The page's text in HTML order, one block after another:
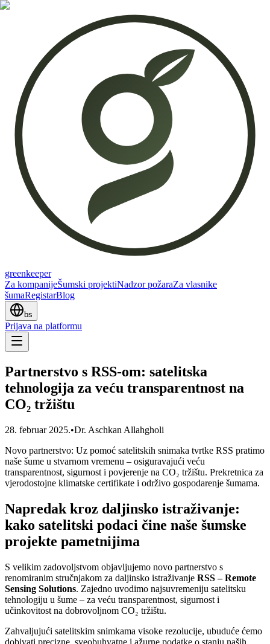
greenkeeper
Za kompanijeŠumski projektiNadzor požaraZa vlasnike
šumaRegistarBlog
bs
Prijava na platformu
Partnerstvo s RSS-om: satelitska
tehnologija za veću transparentnost na
CO₂ tržištu
28. februar 2025.•Dr. Aschkan Allahgholi
Novo partnerstvo: Uz pomoć satelitskih snimaka tvrtke RSS pratimo
naše šume u stvarnom vremenu – osiguravajući veću
transparentnost, sigurnost i povjerenje na CO₂ tržištu. Prekretnica za
vjerodostojne klimatske certifikate i održivo gospodarenje šumama.
Napredak kroz daljinsko istraživanje:
kako satelitski podaci čine naše šumske
projekte pametnijima
S velikim zadovoljstvom objavljujemo novo partnerstvo s
renomiranim stručnjakom za daljinsko istraživanje RSS – Remote
Sensing Solutions. Zajedno uvodimo najsuvremeniju satelitsku
tehnologiju u šume – za veću transparentnost, sigurnost i
učinkovitost na dobrovoljnom CO₂ tržištu.
Zahvaljujući satelitskim snimkama visoke rezolucije, ubuduće ćemo
dobivati precizne, sveobuhvatne i ažurne podatke o stanju naših